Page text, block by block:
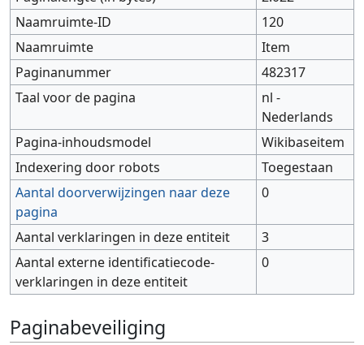
Naamruimte-ID
120
Naamruimte
Item
Paginanummer
482317
Taal voor de pagina
nl -
Nederlands
Pagina-inhoudsmodel
Wikibaseitem
Indexering door robots
Toegestaan
Aantal doorverwijzingen naar deze
pagina
0
Aantal verklaringen in deze entiteit
3
Aantal externe identificatiecode-
verklaringen in deze entiteit
0
Paginabeveiliging